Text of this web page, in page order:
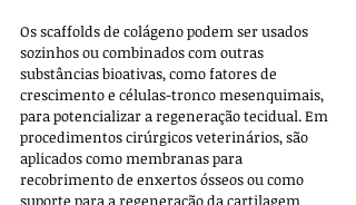
Os scaffolds de colágeno podem ser usados
sozinhos ou combinados com outras
substâncias bioativas, como fatores de
crescimento e células-tronco mesenquimais,
para potencializar a regeneração tecidual. Em
procedimentos cirúrgicos veterinários, são
aplicados como membranas para
recobrimento de enxertos ósseos ou como
suporte para a regeneração da cartilagem